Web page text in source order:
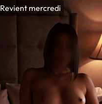
Revient mercredi